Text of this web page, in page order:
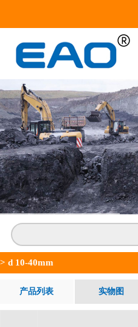
> d 10-40mm
产品列表 实物图